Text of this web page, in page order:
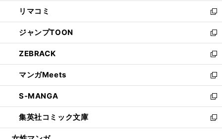
で
開
く
ド
ウ
で
開
く
ウ
ィ
ン
ド
ウ
で
開
く
し
い
ウ
ィ
ン
ド
ウ
で
開
く
リマコミ
新
し
い
ウ
ィ
ン
ド
ウ
で
開
く
ジャンプTOON
新
し
い
ウ
ィ
ン
ド
ウ
で
開
ZEBRACK
新
し
い
ウ
ィ
ン
ド
ウ
マンガMeets
新
し
い
ウ
ィ
ン
S-MANGA
新
し
い
ウ
集英社コミック文庫
新
し